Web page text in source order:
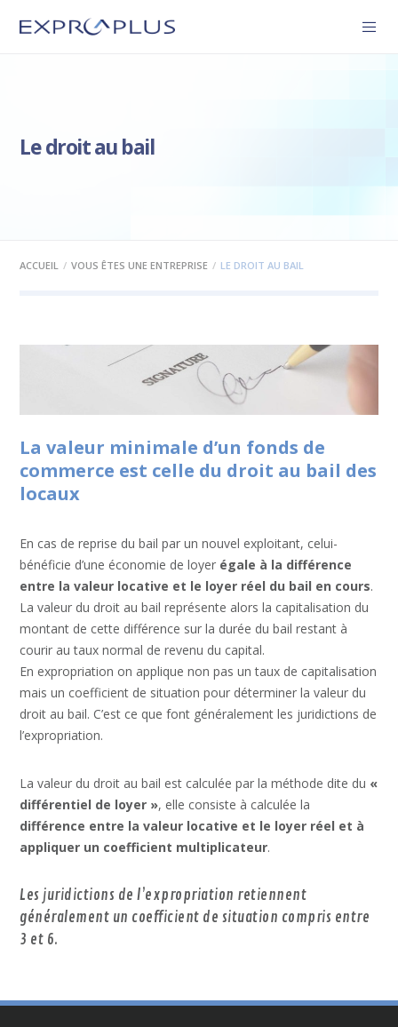
Le droit au bail
ACCUEIL VOUS ÊTES UNE ENTREPRISE LE DROIT AU BAIL
La valeur minimale d’un fonds de
commerce est celle du droit au bail des
locaux
En cas de reprise du bail par un nouvel exploitant, celui-
bénéficie d’une économie de loyer égale à la différence
entre la valeur locative et le loyer réel du bail en cours.
La valeur du droit au bail représente alors la capitalisation du
montant de cette différence sur la durée du bail restant à
courir au taux normal de revenu du capital.
En expropriation on applique non pas un taux de capitalisation
mais un coefficient de situation pour déterminer la valeur du
droit au bail. C’est ce que font généralement les juridictions de
l’expropriation.
La valeur du droit au bail est calculée par la méthode dite du «
différentiel de loyer », elle consiste à calculée la
différence entre la valeur locative et le loyer réel et à
appliquer un coefficient multiplicateur.
Les juridictions de l’expropriation retiennent
généralement un coefficient de situation compris entre
3 et 6.